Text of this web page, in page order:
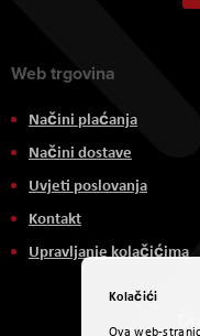
Web trgovina
Načini plaćanja
Načini dostave
Uvjeti poslovanja
Kontakt
Upravljanje kolačićima
Kolačići
Ova web-